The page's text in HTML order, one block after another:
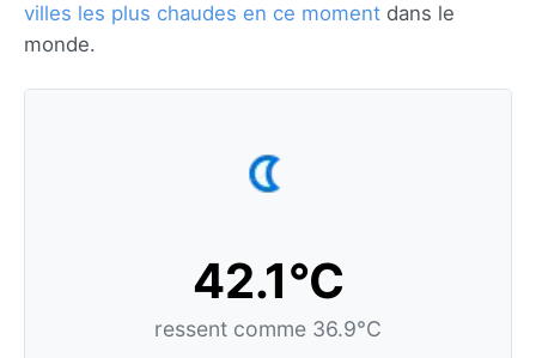
villes les plus chaudes en ce moment dans le
monde.
42.1°C
ressent comme 36.9°C